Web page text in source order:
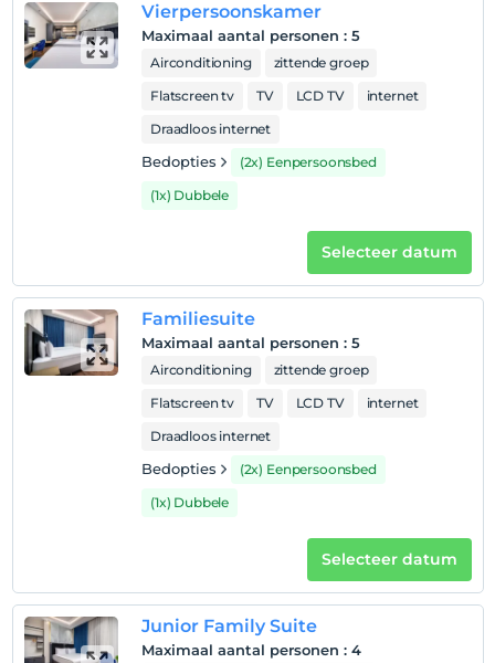
Vierpersoonskamer
Maximaal aantal personen : 5
Airconditioning
zittende groep
Flatscreen tv
TV LCD TV
internet
Draadloos internet
Bedopties
(2x) Eenpersoonsbed
(1x) Dubbele
Selecteer datum
Familiesuite
Maximaal aantal personen : 5
Airconditioning
zittende groep
Flatscreen tv
TV LCD TV
internet
Draadloos internet
Bedopties
(2x) Eenpersoonsbed
(1x) Dubbele
Selecteer datum
Junior Family Suite
Maximaal aantal personen : 4